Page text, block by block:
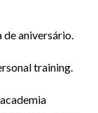
de aniversário.
training.